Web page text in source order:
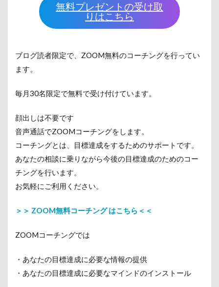
無料プレゼントの受け取
りはこちら
ブログ読者限定で、ZOOM無料のコーチングを行ってい
ます。
毎月30名限定で無料で受け付けています。
顔出しは不要です
音声通話でZOOMコーチングをします。
コーチングとは、目標達成をするためのサポートです。
あなたの相談に乗りながら今後の目標達成のためのコー
チングを行います。
お気軽にご利用ください。
＞＞ ZOOM無料コーチング はこちら＜＜
ZOOMコーチングでは
・あなたの目標達成に必要な情報の提供
・あなたの目標達成に必要なマインドのインストール